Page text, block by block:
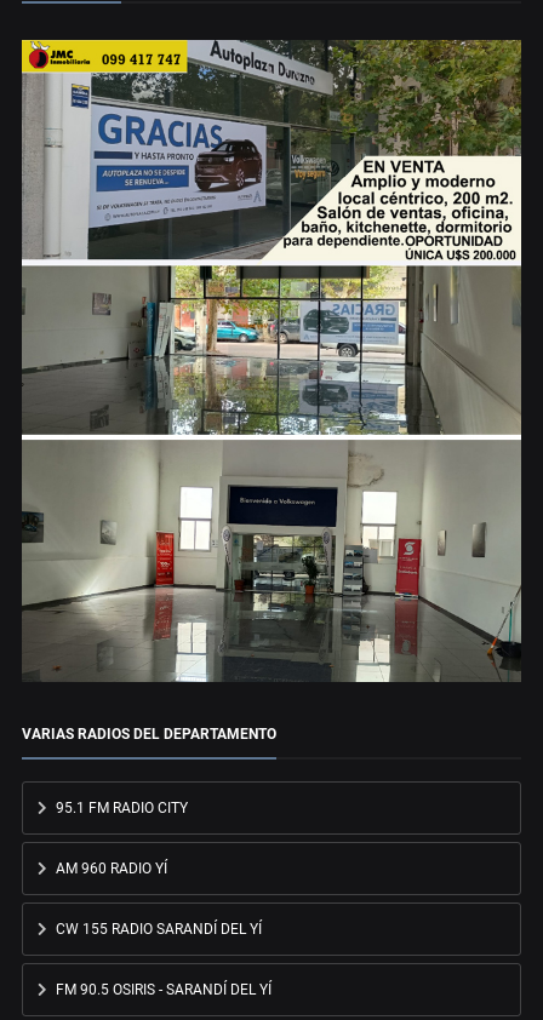
VARIAS RADIOS DEL DEPARTAMENTO
95.1 FM RADIO CITY
AM 960 RADIO YÍ
CW 155 RADIO SARANDÍ DEL YÍ
FM 90.5 OSIRIS - SARANDÍ DEL YÍ